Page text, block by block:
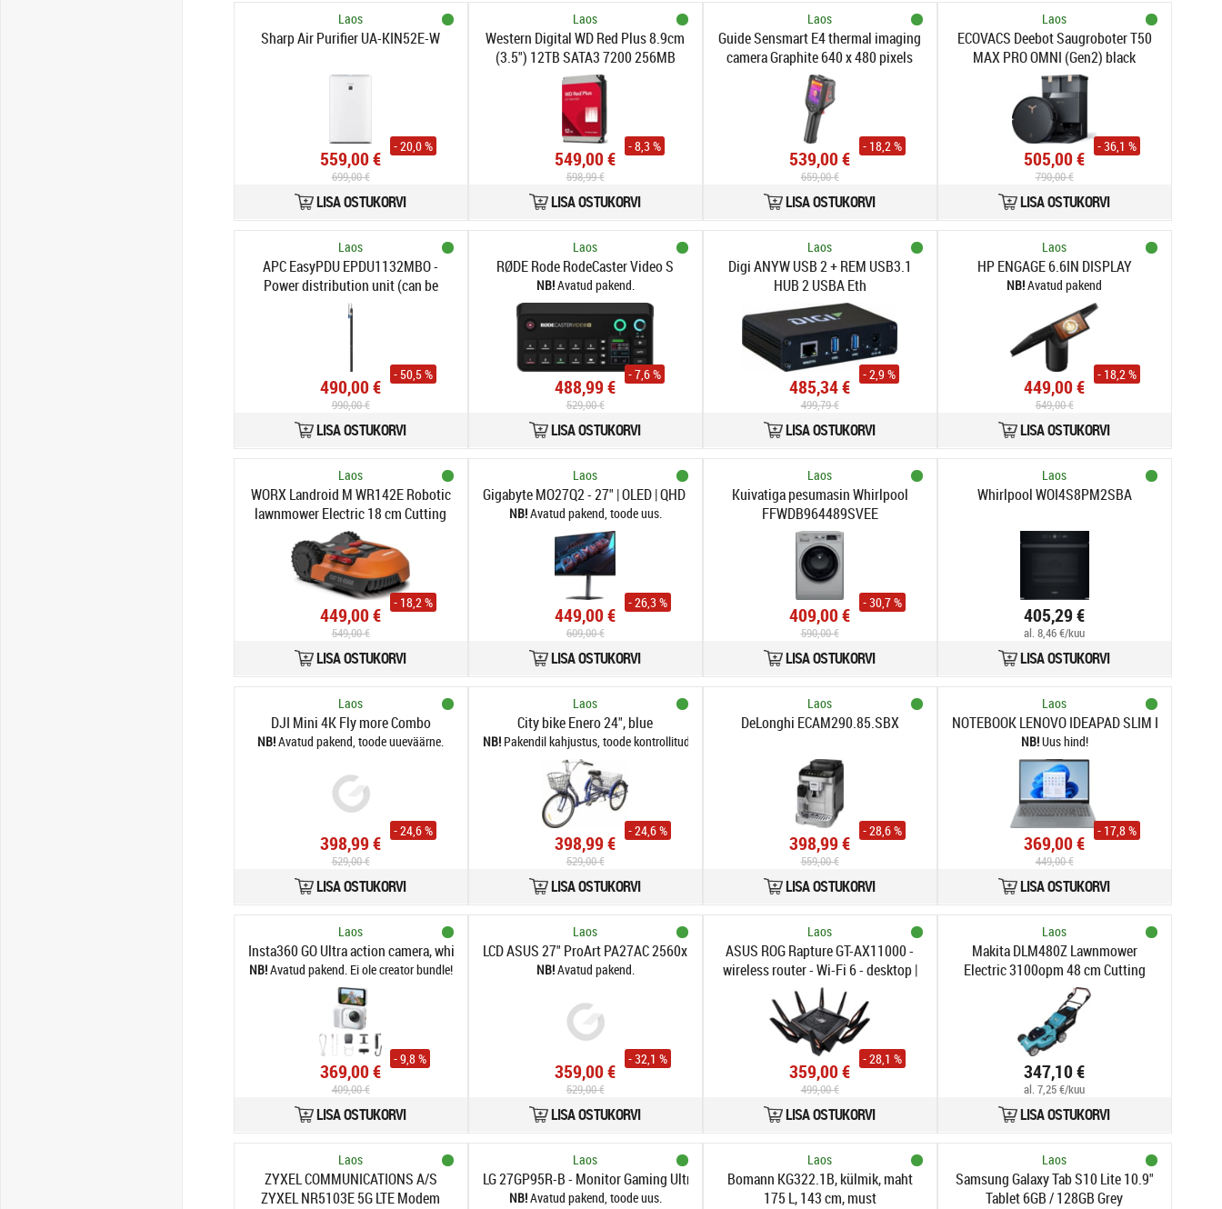
Laos
Sharp Air Purifier UA-KIN52E-W
559,00 €
- 20,0 %
699,00 €
LISA OSTUKORVI
Laos
Western Digital WD Red Plus 8.9cm
(3.5") 12TB SATA3 7200 256MB
WD120EFGX intern
549,00 €
- 8,3 %
598,99 €
LISA OSTUKORVI
Laos
Guide Sensmart E4 thermal imaging
camera Graphite 640 x 480 pixels
Built-in display LCD
539,00 €
- 18,2 %
659,00 €
LISA OSTUKORVI
Laos
ECOVACS Deebot Saugroboter T50
MAX PRO OMNI (Gen2) black
505,00 €
- 36,1 %
790,00 €
LISA OSTUKORVI
Laos
APC EasyPDU EPDU1132MBO -
Power distribution unit (can be
mounted i rack) - measured at
withdrawal - AC 200/208/230 V -
490,00 €
- 50,5 %
990,00 €
LISA OSTUKORVI
Laos
RØDE Rode RodeCaster Video S
Avatud pakend.
488,99 €
- 7,6 %
529,00 €
LISA OSTUKORVI
Laos
Digi ANYW USB 2 + REM USB3.1
HUB 2 USBA Eth
485,34 €
- 2,9 %
499,79 €
LISA OSTUKORVI
Laos
HP ENGAGE 6.6IN DISPLAY
Avatud pakend
449,00 €
- 18,2 %
549,00 €
LISA OSTUKORVI
Laos
WORX Landroid M WR142E Robotic
lawnmower Electric 18 cm Cutting
width
449,00 €
- 18,2 %
549,00 €
LISA OSTUKORVI
Laos
Gigabyte MO27Q2 - 27" | OLED | QHD | 0.03ms | 240Hz | HDR400 | ClearMR 13000
Avatud pakend, toode uus.
449,00 €
- 26,3 %
609,00 €
LISA OSTUKORVI
Laos
Kuivatiga pesumasin Whirlpool
FFWDB964489SVEE
409,00 €
- 30,7 %
590,00 €
LISA OSTUKORVI
Laos
Whirlpool WOI4S8PM2SBA
405,29 €
al. 8,46 €/kuu
LISA OSTUKORVI
Laos
DJI Mini 4K Fly more Combo
Avatud pakend, toode uueväärne.
398,99 €
- 24,6 %
529,00 €
LISA OSTUKORVI
Laos
City bike Enero 24", blue
Pakendil kahjustus, toode kontrollitud, korras ning uueväärne.
398,99 €
- 24,6 %
529,00 €
LISA OSTUKORVI
Laos
DeLonghi ECAM290.85.SBX
398,99 €
- 28,6 %
559,00 €
LISA OSTUKORVI
Laos
NOTEBOOK LENOVO IDEAPAD SLIM I3 8/128GB
Uus hind!
369,00 €
- 17,8 %
449,00 €
LISA OSTUKORVI
Laos
Insta360 GO Ultra action camera, white
Avatud pakend. Ei ole creator bundle!
369,00 €
- 9,8 %
409,00 €
LISA OSTUKORVI
Laos
LCD ASUS 27" ProArt PA27AC 2560x1440p IPS 60Hz 5ms HDR 100% sRGB Thundebolt 3
Avatud pakend.
359,00 €
- 32,1 %
529,00 €
LISA OSTUKORVI
Laos
ASUS ROG Rapture GT-AX11000 -
wireless router - Wi-Fi 6 - desktop |
4-port switch | AX11000 | 2.4 GHz (1
band) / 5 GHz (2 bands)
359,00 €
- 28,1 %
499,00 €
LISA OSTUKORVI
Laos
Makita DLM480Z Lawnmower
Electric 3100opm 48 cm Cutting
width
347,10 €
al. 7,25 €/kuu
LISA OSTUKORVI
Laos
ZYXEL COMMUNICATIONS A/S
ZYXEL NR5103E 5G LTE Modem
Laos
LG 27GP95R-B - Monitor Gaming Ultragear (Panel NanoIPS: 3840x2160, 16:9, 400cd/m², 1000:1, 1ms, 144Hz, DCI-P3>98%,
Avatud pakend, toode uus.
Laos
Bomann KG322.1B, külmik, maht
175 L, 143 cm, must
Laos
Samsung Galaxy Tab S10 Lite 10.9"
Tablet 6GB / 128GB Grey